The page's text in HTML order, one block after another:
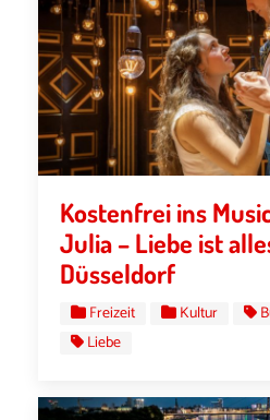
Kostenfrei ins
Julia – Liebe ist
Düsseldorf
Freizeit Kultur
Liebe